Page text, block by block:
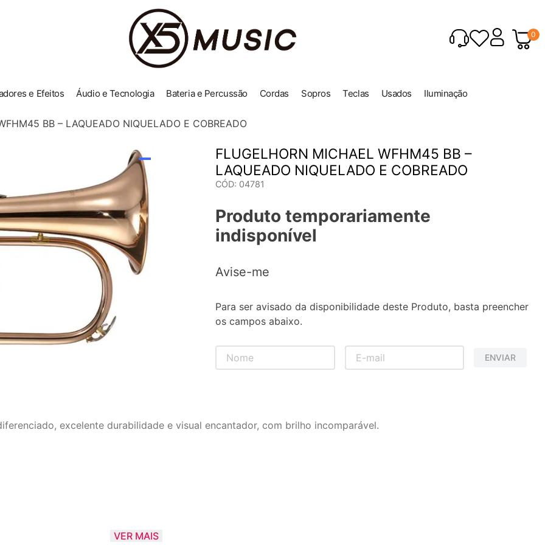
0
e Efeitos Áudio e Tecnologia Bateria e Percussão Cordas Sopros Teclas Usados Iluminação
BB – LAQUEADO NIQUELADO E COBREADO
FLUGELHORN MICHAEL WFHM45 BB –
LAQUEADO NIQUELADO E COBREADO
CÓD: 04781
Produto temporariamente
indisponível
Avise-me
Para ser avisado da disponibilidade deste Produto, basta preencher
os campos abaixo.
ENVIAR
excelente durabilidade e visual encantador, com brilho incomparável.
VER MAIS